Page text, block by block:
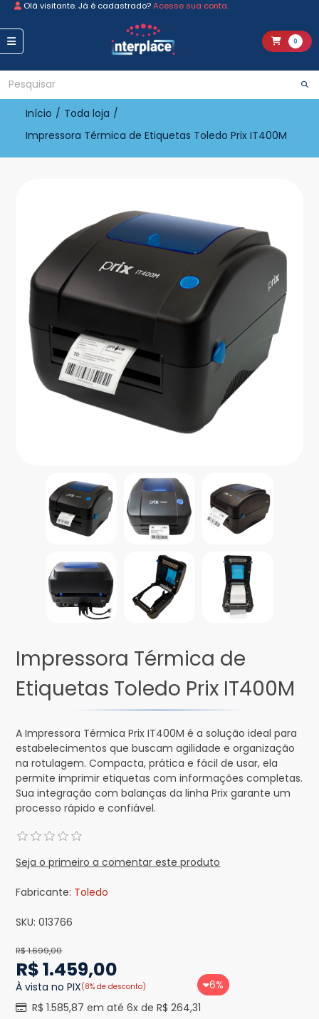
Olá visitante. Já é cadastrado?Acesse sua conta.
0
Início / Toda loja /
Impressora Térmica de Etiquetas Toledo Prix IT400M
Impressora Térmica de
Etiquetas Toledo Prix IT400M
A Impressora Térmica Prix IT400M é a solução ideal para
estabelecimentos que buscam agilidade e organização
na rotulagem. Compacta, prática e fácil de usar, ela
permite imprimir etiquetas com informações completas.
Sua integração com balanças da linha Prix garante um
processo rápido e confiável.
Seja o primeiro a comentar este produto
Fabricante: Toledo
SKU: 013766
R$ 1.699,00
R$ 1.459,00
À vista no PIX(8% de desconto)
R$ 1.585,87 em até 6x de R$ 264,31
6%